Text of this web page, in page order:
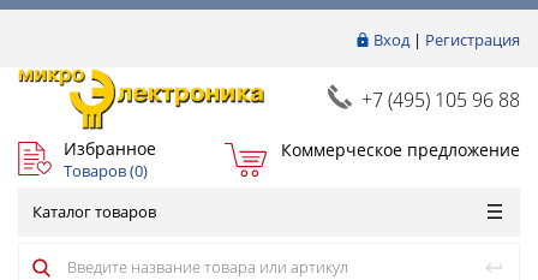
Вход| Регистрация
+7 (495) 105 96 88
Избранное
Товаров (0)
Коммерческое предложение
Каталог товаров